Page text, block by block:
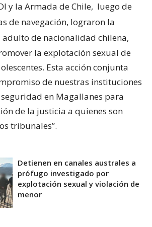
y la Armada de Chile, luego de
de navegación, lograron la
adulto de nacionalidad chilena,
la explotación sexual de
Esta acción conjunta
de nuestras instituciones
en Magallanes para
de la justicia a quienes son
tribunales”.
Detienen en canales australes a
prófugo investigado por
explotación sexual y violación de
menor